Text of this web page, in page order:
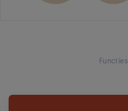
Functies